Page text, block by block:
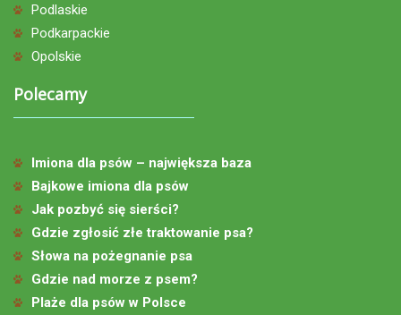
Podlaskie
Podkarpackie
Opolskie
Polecamy
Imiona dla psów – największa baza
Bajkowe imiona dla psów
Jak pozbyć się sierści?
Gdzie zgłosić złe traktowanie psa?
Słowa na pożegnanie psa
Gdzie nad morze z psem?
Plaże dla psów w Polsce